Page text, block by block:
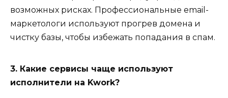
возможных рисках. Профессиональные email-
маркетологи используют прогрев домена и
чистку базы, чтобы избежать попадания в спам.
3. Какие сервисы чаще используют
исполнители на Kwork?